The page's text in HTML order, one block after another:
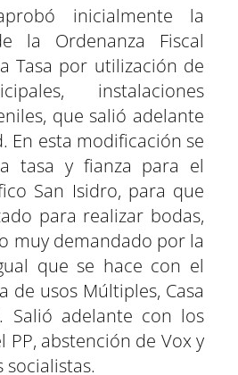
inicialmente la
la Ordenanza Fiscal
Tasa por utilización de
instalaciones
que salió adelante
En esta modificación se
tasa y fianza para el
San Isidro, para que
para realizar bodas,
muy demandado por la
que se hace con el
de usos Múltiples, Casa
Salió adelante con los
PP, abstención de Vox y